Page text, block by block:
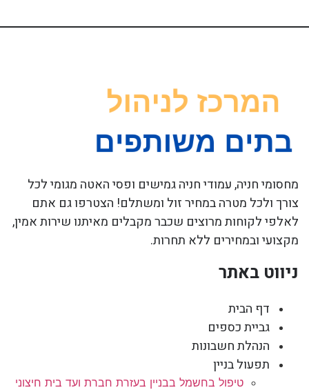
מחסומי חניה, עמודי חניה גמישים ופסי האטה מגומי לכל
צורך ולכל מטרה במחיר זול ומשתלם! הצטרפו גם אתם
לאלפי לקוחות מרוצים שכבר מקבלים מאיתנו שירות אמין,
מקצועי ובמחירים ללא תחרות.
ניווט באתר
דף הבית
גביית כספים
הנהלת חשבונות
תפעול בניין
טיפול בחשמל בבניין בעזרת חברת ועד בית חיצוני